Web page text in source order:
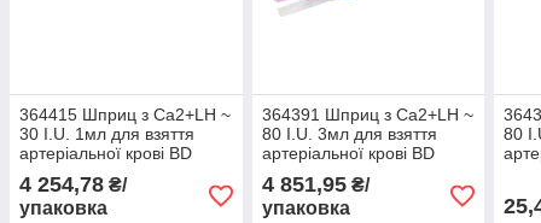
364415 Шприц з Ca2+LH ~
30 I.U. 1мл для взяття
артеріальної крові BD
0,5x16мм (25G5/8")
стерильний (100 шт)
4 254,78 ₴/
упаковка
364391 Шприц з Ca2+LH ~
80 I.U. 3мл для взяття
артеріальної крові BD
голкою 0,64x25мм (23G1")
(100 шт)
4 851,95₴/
упаковка
80